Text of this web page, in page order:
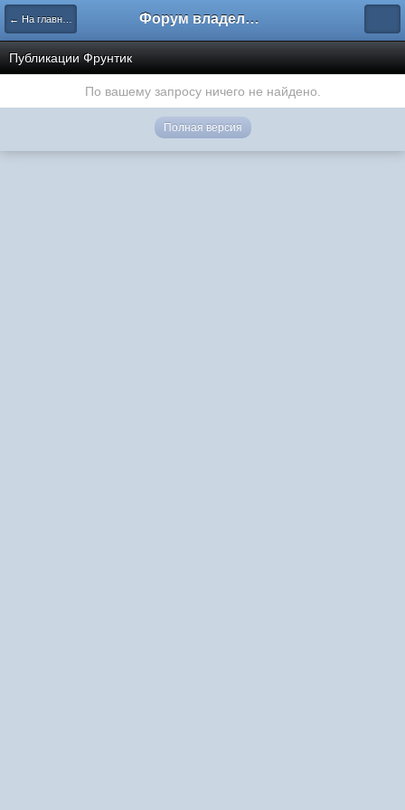
← На главную Форум владельцев интернет-магазинов
Публикации Фрунтик
По вашему запросу ничего не найдено.
Полная версия